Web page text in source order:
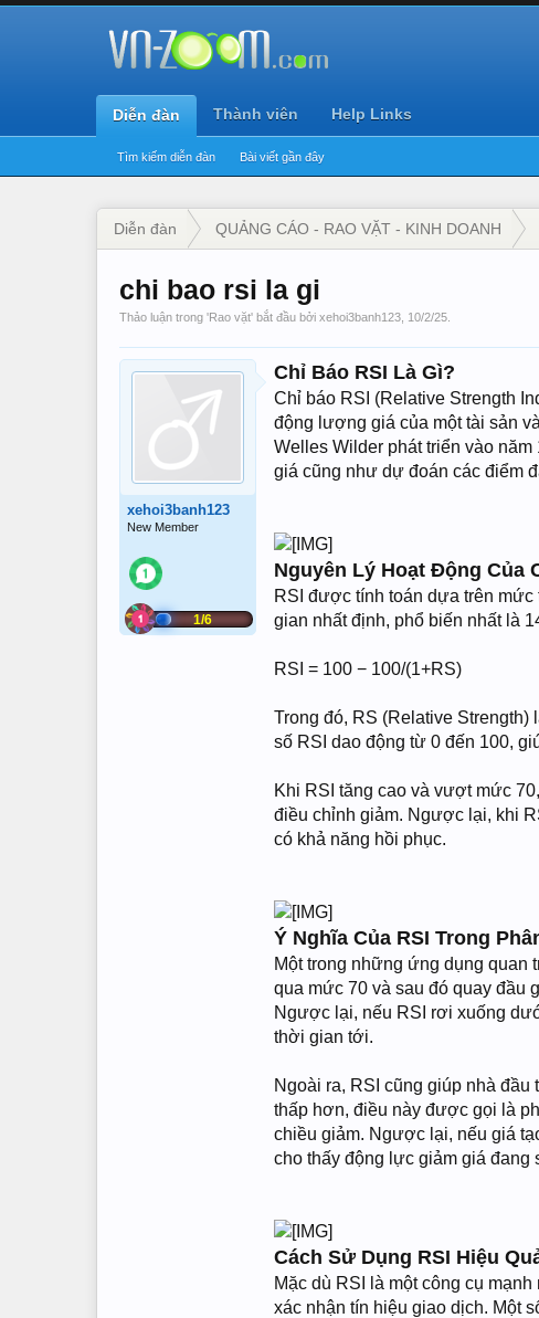
Diễn đàn
Tìm kiếm diễn đàn Bài viết gần đây
Thành viên Help Links
Diễn đàn QUẢNG CÁO - RAO VẶT - KINH DOANH
chi bao rsi la gi
Thảo luận trong 'Rao vặt' bắt đầu bởi xehoi3banh123 10/2/25
xehoi3banh123
New Member
1/6
Chỉ Báo RSI Là Gì?
Chỉ báo RSI (Relative Strength
động lượng giá của một tài sản
Welles Wilder phát triển vào
giá cũng như dự đoán các điểm
Nguyên Lý Hoạt Động Của
RSI được tính toán dựa trên
gian nhất định, phổ biến nhất là
RSI = 100 − 100/(1+RS)
Trong đó, RS (Relative
số RSI dao động từ 0 đến 100,
Khi RSI tăng cao và vượt mức
điều chỉnh giảm. Ngược lại, khi
có khả năng hồi phục.
Ý Nghĩa Của RSI Trong
Một trong những ứng dụng quan
qua mức 70 và sau đó quay đầu
Ngược lại, nếu RSI rơi xuống
thời gian tới.
Ngoài ra, RSI cũng giúp nhà
thấp hơn, điều này được gọi là
chiều giảm. Ngược lại, nếu giá
cho thấy động lực giảm giá đang
Cách Sử Dụng RSI Hiệu
Mặc dù RSI là một công cụ
xác nhận tín hiệu giao dịch. Một